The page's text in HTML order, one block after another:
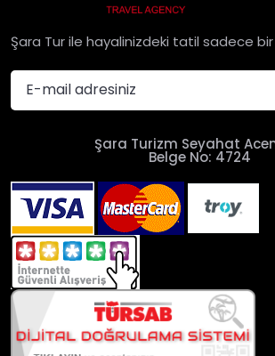
Şara Tur ile hayalinizdeki tatil sadece bir
Şara Turizm Seyahat
Belge No: 4724